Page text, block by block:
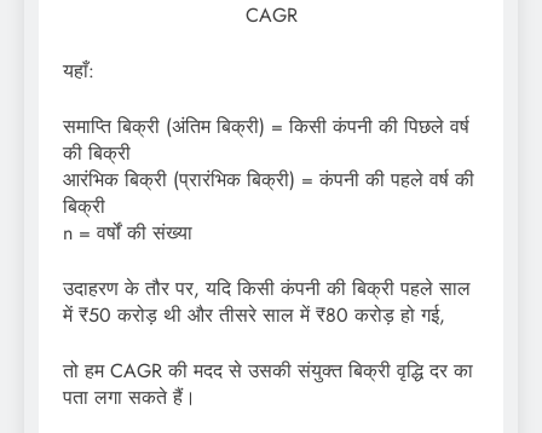
CAGR
यहाँ:
समाप्ति बिक्री (अंतिम बिक्री) = किसी कंपनी की पिछले वर्ष
की बिक्री
आरंभिक बिक्री (प्रारंभिक बिक्री) = कंपनी की पहले वर्ष की
बिक्री
n = वर्षों की संख्या
उदाहरण के तौर पर, यदि किसी कंपनी की बिक्री पहले साल
में ₹50 करोड़ थी और तीसरे साल में ₹80 करोड़ हो गई,
तो हम CAGR की मदद से उसकी संयुक्त बिक्री वृद्धि दर का
पता लगा सकते हैं।